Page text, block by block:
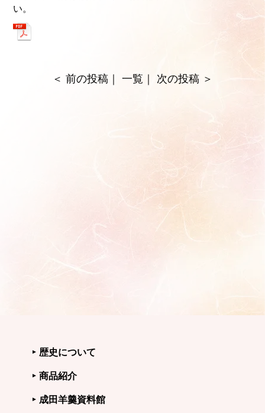
い。
＜ 前の投稿 ｜ 一覧 ｜ 次の投稿 ＞
歴史について
商品紹介
成田羊羹資料館